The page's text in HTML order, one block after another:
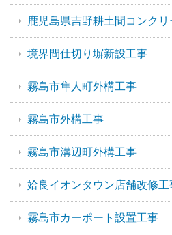
鹿児島県吉野耕土間コンク
境界間仕切り塀新設工事
霧島市隼人町外構工事
霧島市外構工事
霧島市溝辺町外構工事
姶良イオンタウン店舗改修工
霧島市カーポート設置工事